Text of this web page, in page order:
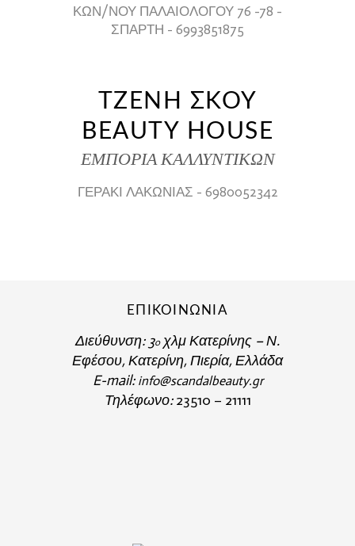
ΚΩΝ/ΝΟΥ ΠΑΛΑΙΟΛΟΓΟΥ 76 -78 -
ΣΠΑΡΤΗ - 6993851875
ΤΖΕΝΗ ΣΚΟΥ
BEAUTY HOUSE
ΕΜΠΟΡΙΑ ΚΑΛΛΥΝΤΙΚΩΝ
ΓΕΡΑΚΙ ΛΑΚΩΝΙΑΣ - 6980052342
ΕΠΙΚΟΙΝΩΝΙΑ
Διεύθυνση: 3oχλμ Κατερίνης – Ν.
Εφέσου, Κατερίνη, Πιερία, Ελλάδα
E-mail: info@scandalbeauty.gr
Τηλέφωνο:23510 – 21111